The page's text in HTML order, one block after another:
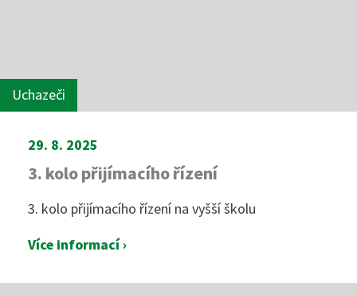
Uchazeči
29. 8. 2025
3. kolo přijímacího řízení
3. kolo přijímacího řízení na vyšší školu
Více informací ›